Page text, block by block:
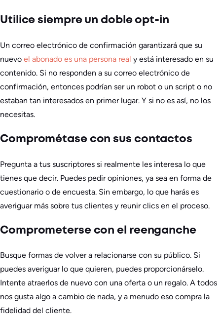
Utilice siempre un doble opt-in
Un correo electrónico de confirmación garantizará que su
nuevo el abonado es una persona real y está interesado en su
contenido. Si no responden a su correo electrónico de
confirmación, entonces podrían ser un robot o un script o no
estaban tan interesados en primer lugar. Y si no es así, no los
necesitas.
Comprométase con sus contactos
Pregunta a tus suscriptores si realmente les interesa lo que
tienes que decir. Puedes pedir opiniones, ya sea en forma de
cuestionario o de encuesta. Sin embargo, lo que harás es
averiguar más sobre tus clientes y reunir clics en el proceso.
Comprometerse con el reenganche
Busque formas de volver a relacionarse con su público. Si
puedes averiguar lo que quieren, puedes proporcionárselo.
Intente atraerlos de nuevo con una oferta o un regalo. A todos
nos gusta algo a cambio de nada, y a menudo eso compra la
fidelidad del cliente.